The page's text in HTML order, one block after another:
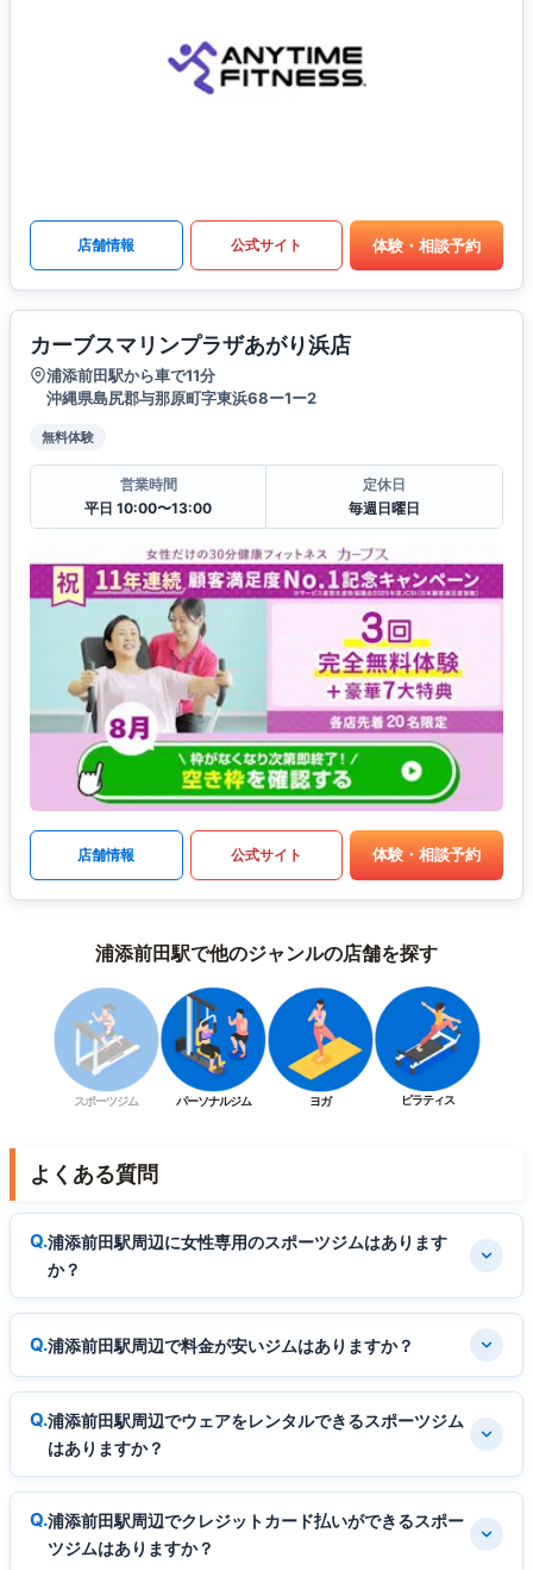
店舗情報 公式サイト 体験・相談予約
カーブスマリンプラザあがり浜店
浦添前田駅から車で11分
沖縄県島尻郡与那原町字東浜68ー1ー2
無料体験
営業時間
平日 10:00〜13:00
定休日
毎週日曜日
店舗情報 公式サイト 体験・相談予約
浦添前田駅で他のジャンルの店舗を探す
スポーツジム パーソナルジム ヨガ ピラティス
よくある質問
浦添前田駅周辺に女性専用のスポーツジムはあります
か？
浦添前田駅周辺で料金が安いジムはありますか？
浦添前田駅周辺でウェアをレンタルできるスポーツジム
はありますか？
浦添前田駅周辺でクレジットカード払いができるスポー
ツジムはありますか？